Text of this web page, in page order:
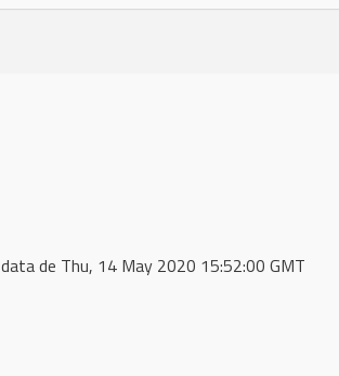
de Thu, 14 May 2020 15:52:00 GMT